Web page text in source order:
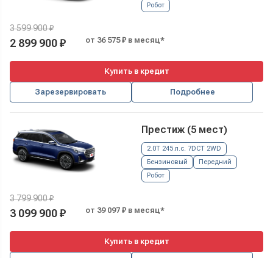
Робот
3 599 900 ₽
2 899 900 ₽ от 36 575 ₽ в месяц*
Купить в кредит
Зарезервировать Подробнее
Престиж (5 мест)
2.0T 245 л.с. 7DCT 2WD
Бензиновый
Передний
Робот
3 799 900 ₽
3 099 900 ₽ от 39 097 ₽ в месяц*
Купить в кредит